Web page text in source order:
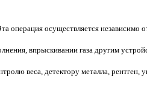
операция осуществляется
впрыскивании газа другим
веса, детектору металла, рентген,